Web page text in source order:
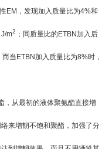
EM ，发现加入质量比为4%和
m2 ；同质量比的 ETBN加入后
而当 ETBN加入质量比为8%时，
，从最初的液体聚氨酯直接增
来增韧不饱和聚酯，加强了分